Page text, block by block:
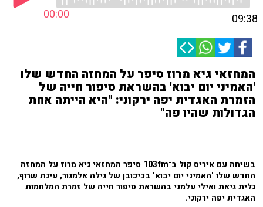
00:00 09:38
המחזאי גיא מרוז סיפר על המחזה החדש שלו
'האמיני יום יבוא' בהשראת סיפור חייה של
הזמרת האגדית יפה ירקוני: "היא הייתה אחת
הגדולות שהיו פה"
בשיחה עם איריס קול ב־103fm סיפר המחזאי גיא מרוז על המחזה
החדש שלו 'האמיני יום יבוא' בכיכובן של גילה אלמגור, עינת שרוף,
גלית גיאת ואילי עלמני בהשראת סיפור חייה של זמרת המלחמות
האגדית יפה ירקוני.